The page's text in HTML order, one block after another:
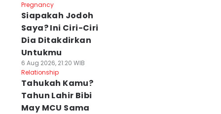
Pregnancy
Siapakah Jodoh
Saya? Ini Ciri-Ciri
Dia Ditakdirkan
Untukmu
6 Aug 2026, 21:20 WIB
Relationship
Tahukah Kamu?
Tahun Lahir Bibi
May MCU Sama